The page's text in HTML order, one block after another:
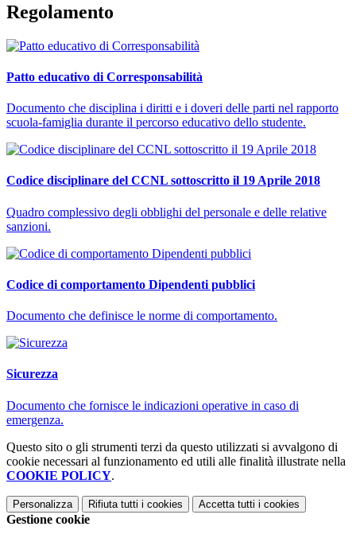
Regolamento
Patto educativo di Corresponsabilità
Documento che disciplina i diritti e i doveri delle parti nel rapporto
scuola-famiglia durante il percorso educativo dello studente.
Codice disciplinare del CCNL sottoscritto il 19 Aprile 2018
Quadro complessivo degli obblighi del personale e delle relative
sanzioni.
Codice di comportamento Dipendenti pubblici
Documento che definisce le norme di comportamento.
Sicurezza
Documento che fornisce le indicazioni operative in caso di
emergenza.
Questo sito o gli strumenti terzi da questo utilizzati si avvalgono di
cookie necessari al funzionamento ed utili alle finalità illustrate nella
COOKIE POLICY.
Personalizza Rifiuta tutti i cookies Accetta tutti i cookies
Gestione cookie